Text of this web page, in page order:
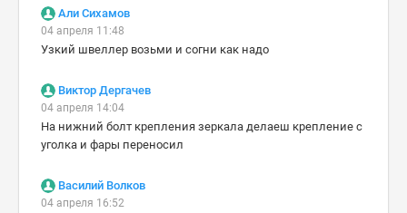
Али Сихамов
04 апреля 11:48
Узкий швеллер возьми и согни как надо
Виктор Дергачев
04 апреля 14:04
На нижний болт крепления зеркала делаеш крепление с
уголка и фары переносил
Василий Волков
04 апреля 16:52